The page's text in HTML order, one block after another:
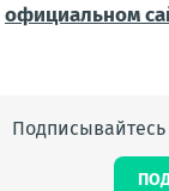
официальном